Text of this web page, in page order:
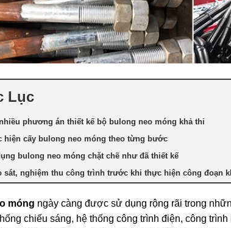
Lục
phương án thiết kế bộ bulong neo móng khả thi
hiện cấy bulong neo móng theo từng bước
bulong neo móng chặt chẽ như đã thiết kế
sát, nghiệm thu công trình trước khi thực hiện công đoạn
móng ngày càng được sử dụng rộng rãi trong
chiếu sáng, hệ thống công trình điện, công